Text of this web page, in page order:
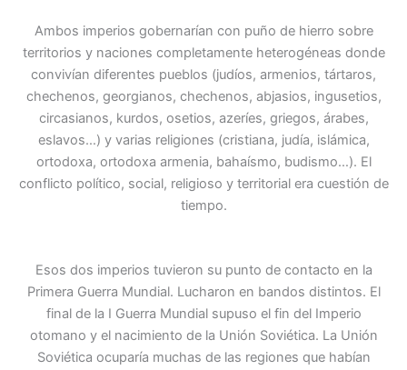
Ambos imperios gobernarían con puño de hierro sobre
territorios y naciones completamente heterogéneas donde
convivían diferentes pueblos (judíos, armenios, tártaros,
chechenos, georgianos, chechenos, abjasios, ingusetios,
circasianos, kurdos, osetios, azeríes, griegos, árabes,
eslavos…) y varias religiones (cristiana, judía, islámica,
ortodoxa, ortodoxa armenia, bahaísmo, budismo…). El
conflicto político, social, religioso y territorial era cuestión de
tiempo.
Esos dos imperios tuvieron su punto de contacto en la
Primera Guerra Mundial. Lucharon en bandos distintos. El
final de la I Guerra Mundial supuso el fin del Imperio
otomano y el nacimiento de la Unión Soviética. La Unión
Soviética ocuparía muchas de las regiones que habían